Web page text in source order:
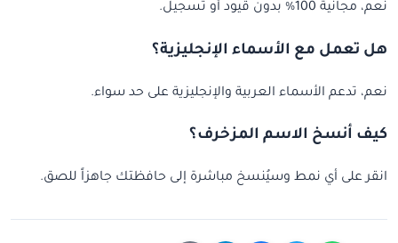
نعم، مجانية 100% بدون قيود أو تسجيل.
هل تعمل مع الأسماء الإنجليزية؟
نعم، تدعم الأسماء العربية والإنجليزية على حد سواء.
كيف أنسخ الاسم المزخرف؟
انقر على أي نمط وسيُنسخ مباشرة إلى حافظتك جاهزاً للصق.